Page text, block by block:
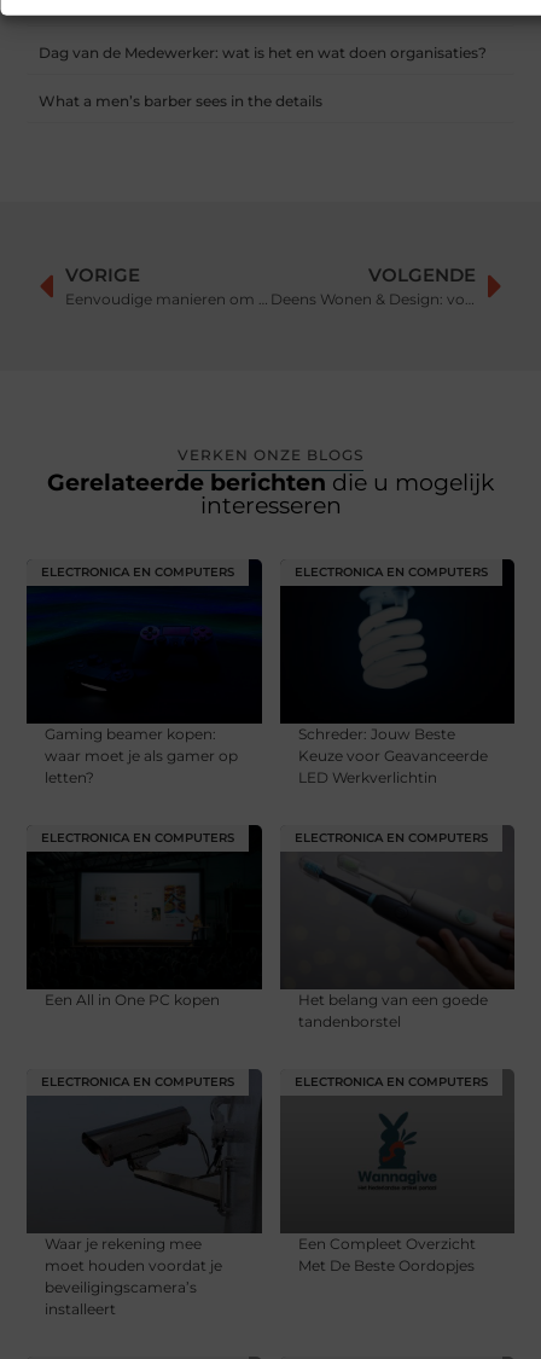
Dag van de Medewerker: wat is het en wat doen organisaties?
What a men’s barber sees in the details
VORIGE
Eenvoudige manieren om hout in de inrichting van uw huis te verwerken
VOLGENDE
Deens Wonen & Design: voor meubels en meer!
VERKEN ONZE BLOGS
Gerelateerde berichten die u mogelijk
interesseren
ELECTRONICA EN COMPUTERS
Gaming beamer kopen:
waar moet je als gamer op
letten?
ELECTRONICA EN COMPUTERS
Schreder: Jouw Beste
Keuze voor Geavanceerde
LED Werkverlichtin
ELECTRONICA EN COMPUTERS
Een All in One PC kopen
ELECTRONICA EN COMPUTERS
Het belang van een goede
tandenborstel
ELECTRONICA EN COMPUTERS
Waar je rekening mee
moet houden voordat je
beveiligingscamera’s
installeert
ELECTRONICA EN COMPUTERS
Een Compleet Overzicht
Met De Beste Oordopjes